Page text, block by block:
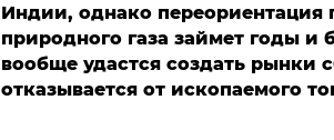
Индии, однако переориентация
природного газа займет годы и
вообще удастся создать рынки
отказывается от ископаемого